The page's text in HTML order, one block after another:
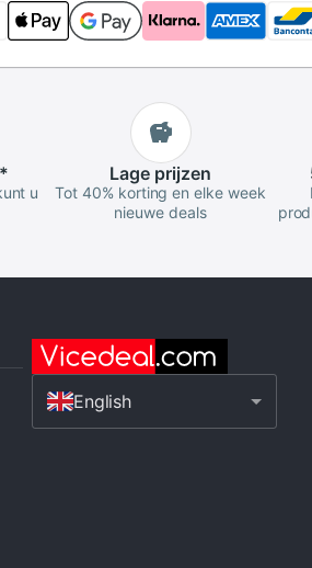
*
u
Lage prijzen
Tot 40% korting en elke week
nieuwe deals
English